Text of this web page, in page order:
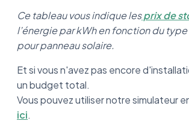
Ce tableau vous indique lesprix de
l’énergie par kWh en fonction du
pour panneau solaire.
Et si vous n'avez pas encore
un budget total.
Vous pouvez utiliser notre simulateur
ici.